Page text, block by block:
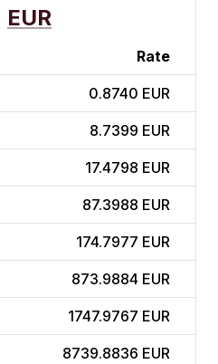
EUR
Rate
0.8740 EUR
8.7399 EUR
17.4798 EUR
87.3988 EUR
174.7977 EUR
873.9884 EUR
1747.9767 EUR
8739.8836 EUR